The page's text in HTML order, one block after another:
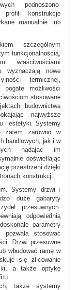
podnoszono-
profili konstrukcje
manualnie lub
szczególnym
funkcjonalnością,
właściwościami
wyznaczają nowe
termicznej,
bogate możliwości
stosowane
budownictwa
najwyższe
i estetyki. Systemy
zatem zarówno w
handlowych, jak i w
nadając im
doświetlając
przestrzeni dzięki
konstrukcji.
Systemy drzwi i
duże gabaryty
przesuwnych.
odpowiednią
parametry
pozwala stosować
Drzwi przesuwne
wbudować ramę w
się zlicowanie
a także optykę
także systemy